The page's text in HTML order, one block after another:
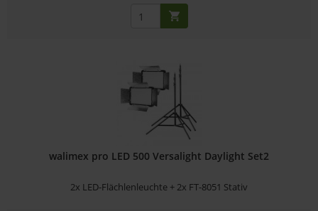
walimex pro LED 500 Versalight Daylight Set2
2x LED-Flächlenleuchte + 2x FT-8051 Stativ